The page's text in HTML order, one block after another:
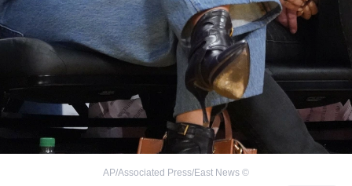
©
AP/Associated Press/East News